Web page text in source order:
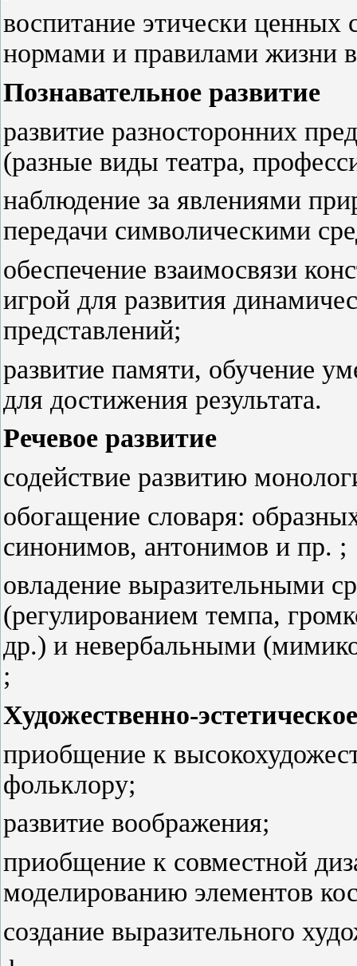
воспитание этически ценных
нормами и правилами жизни
Познавательное развитие
развитие разносторонних
(разные виды театра,
наблюдение за явлениями
передачи символическими
обеспечение взаимосвязи
игрой для развития
представлений;
развитие памяти, обучение
для достижения результата.
Речевое развитие
содействие развитию
обогащение словаря:
синонимов, антонимов и пр. ;
овладение выразительными
(регулированием темпа,
др.) и невербальными
;
Художественно-
приобщение к
фольклору;
развитие воображения;
приобщение к совместной
моделированию элементов
создание выразительного